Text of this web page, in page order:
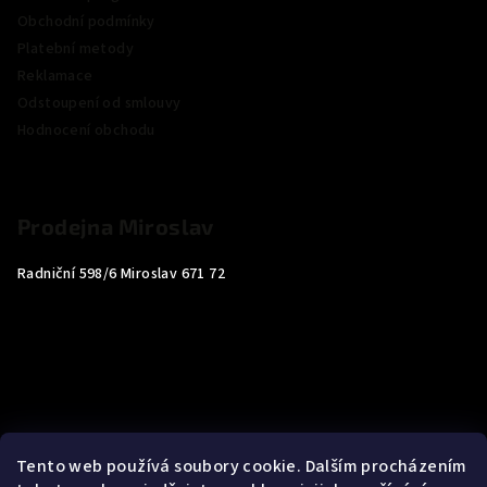
Tento web používá soubory cookie. Dalším procházením
Radniční 598/6 Miroslav 671 72